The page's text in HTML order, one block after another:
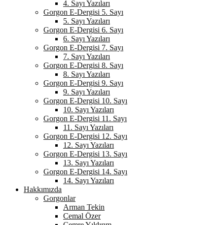
4. Sayı Yazıları
Gorgon E-Dergisi 5. Sayı
5. Sayı Yazıları
Gorgon E-Dergisi 6. Sayı
6. Sayı Yazıları
Gorgon E-Dergisi 7. Sayı
7. Sayı Yazıları
Gorgon E-Dergisi 8. Sayı
8. Sayı Yazıları
Gorgon E-Dergisi 9. Sayı
9. Sayı Yazıları
Gorgon E-Dergisi 10. Sayı
10. Sayı Yazıları
Gorgon E-Dergisi 11. Sayı
11. Sayı Yazıları
Gorgon E-Dergisi 12. Sayı
12. Sayı Yazıları
Gorgon E-Dergisi 13. Sayı
13. Sayı Yazıları
Gorgon E-Dergisi 14. Sayı
14. Sayı Yazıları
Hakkımızda
Gorgonlar
Arman Tekin
Cemal Özer